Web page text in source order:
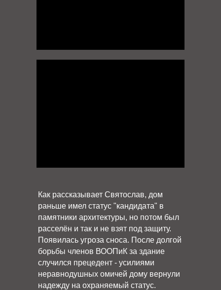
Как рассказывает Святослав, дом
раньше имел статус "кандидата" в
памятники архитектуры, но потом был
расселён и так и не взят под защиту.
Появилась угроза сноса. После долгой
борьбы членов ВООПиК за здание
случился прецедент - усилиями
неравнодушных омичей дому вернули
надежду на охраняемый статус.